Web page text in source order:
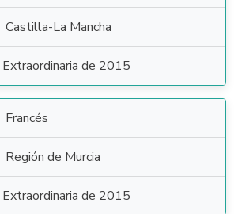
Castilla-La Mancha
Extraordinaria de 2015
Francés
Región de Murcia
Extraordinaria de 2015